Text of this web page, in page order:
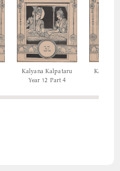
Kalyana Kalpataru
Year 12 Part 4
Kalyana